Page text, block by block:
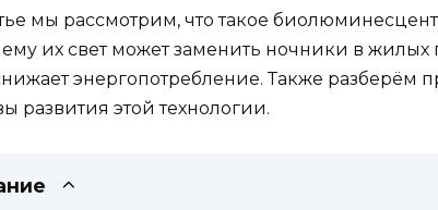
мы рассмотрим, что такое
их свет может заменить ночники в
энергопотребление. Также разберём
развития этой технологии.